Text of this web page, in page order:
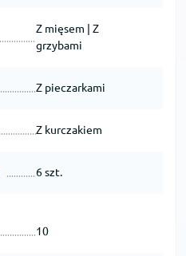
Z mięsem | Z
grzybami
Z pieczarkami
Z kurczakiem
6 szt.
10